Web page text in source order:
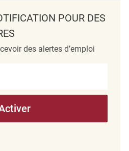
POUR DES
des alertes d’emploi